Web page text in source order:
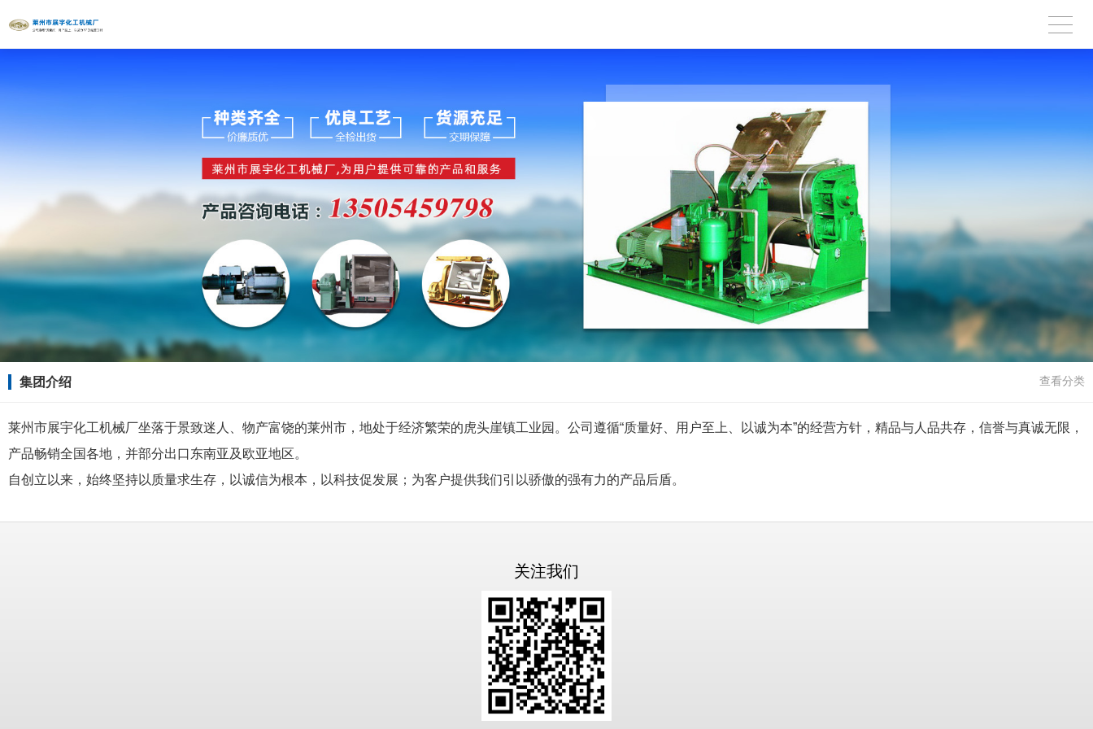
集团介绍 查看分类
莱州市展宇化工机械厂坐落于景致迷人、物产富饶的莱州市，地处于经济繁荣的虎头崖镇工业园。 公司遵循“质量好、用户至上、以诚为本”的经营方针，精品与人品共存，信誉与真诚无限，
产品畅销全国各地，并部分出口东南亚及欧亚地区。
自创立以来，始终坚持以质量求生存，以诚信为根本，以科技促发展；为客户提供我们引以骄傲的强有力的产品后盾。
关注我们